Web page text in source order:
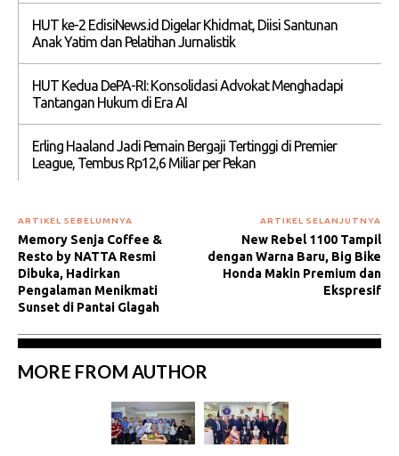
HUT ke-2 EdisiNews.id Digelar Khidmat, Diisi Santunan
Anak Yatim dan Pelatihan Jurnalistik
HUT Kedua DePA-RI: Konsolidasi Advokat Menghadapi
Tantangan Hukum di Era AI
Erling Haaland Jadi Pemain Bergaji Tertinggi di Premier
League, Tembus Rp12,6 Miliar per Pekan
ARTIKEL SEBELUMNYA
Memory Senja Coffee &
Resto by NATTA Resmi
Dibuka, Hadirkan
Pengalaman Menikmati
Sunset di Pantai Glagah
ARTIKEL SELANJUTNYA
New Rebel 1100 Tampil
dengan Warna Baru, Big Bike
Honda Makin Premium dan
Ekspresif
MORE FROM AUTHOR